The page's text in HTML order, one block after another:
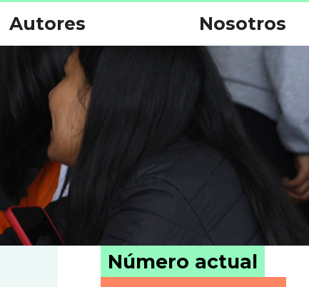
Autores Nosotros
Número actual